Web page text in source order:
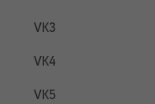
VK3
VK4
VK5